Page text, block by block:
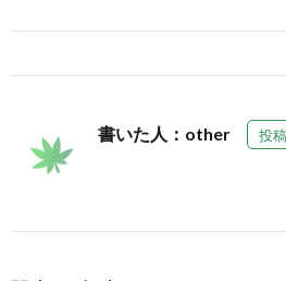
書いた人：other 投